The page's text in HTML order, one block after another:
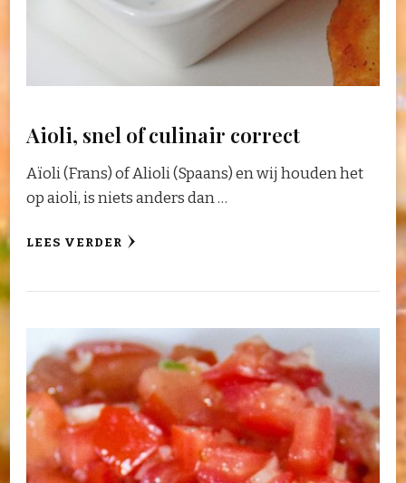
Aioli, snel of culinair correct
Aïoli (Frans) of Alioli (Spaans) en wij houden het
op aioli, is niets anders dan …
LEES VERDER